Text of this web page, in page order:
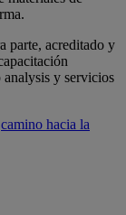
parte, acreditado y
analysis y servicios
camino hacia la